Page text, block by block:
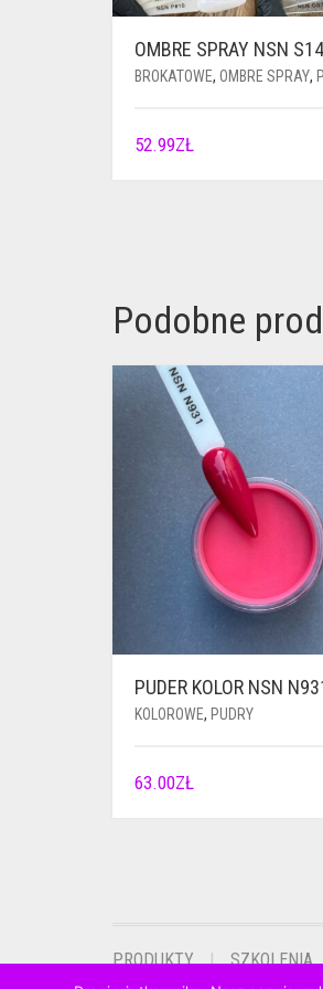
OMBRE SPRAY NSN
BROKATOWE, OMBRE SPRAY,
52.99ZŁ
Podobne
PUDER KOLOR NSN
KOLOROWE, PUDRY
63.00ZŁ
PRODUKTY SZKOLENIA